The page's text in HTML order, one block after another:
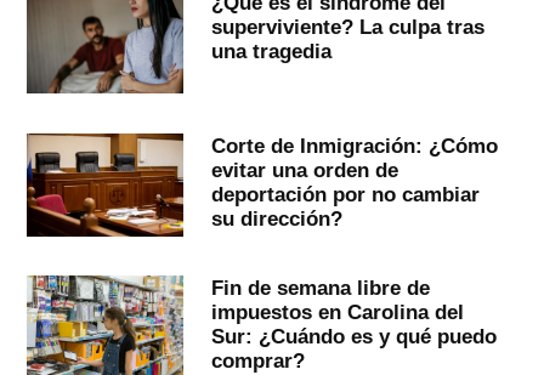
superviviente? La culpa tras
una tragedia
Corte de Inmigración: ¿Cómo
evitar una orden de
deportación por no cambiar
su dirección?
Fin de semana libre de
impuestos en Carolina del
Sur: ¿Cuándo es y qué puedo
comprar?